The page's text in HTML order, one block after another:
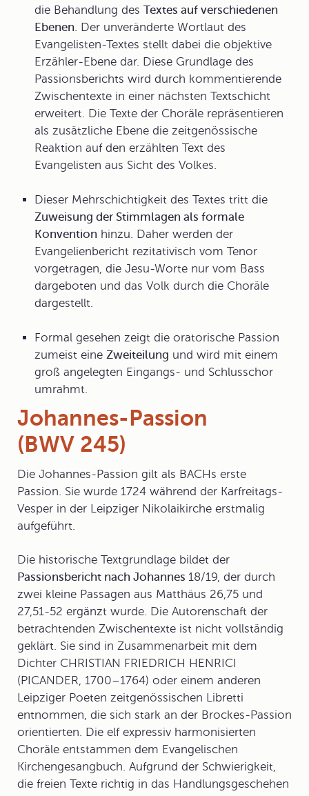
die Behandlung des Textes auf verschiedenen
Ebenen. Der unveränderte Wortlaut des
Evangelisten-Textes stellt dabei die objektive
Erzähler-Ebene dar. Diese Grundlage des
Passionsberichts wird durch kommentierende
Zwischentexte in einer nächsten Textschicht
erweitert. Die Texte der Choräle repräsentieren
als zusätzliche Ebene die zeitgenössische
Reaktion auf den erzählten Text des
Evangelisten aus Sicht des Volkes.
Dieser Mehrschichtigkeit des Textes tritt die
Zuweisung der Stimmlagen als formale
Konvention hinzu. Daher werden der
Evangelienbericht rezitativisch vom Tenor
vorgetragen, die Jesu-Worte nur vom Bass
dargeboten und das Volk durch die Choräle
dargestellt.
Formal gesehen zeigt die oratorische Passion
zumeist eine Zweiteilung und wird mit einem
groß angelegten Eingangs- und Schlusschor
umrahmt.
Johannes-Passion
(BWV 245)
Die Johannes-Passion gilt als BACHs erste
Passion. Sie wurde 1724 während der Karfreitags-
Vesper in der Leipziger Nikolaikirche erstmalig
aufgeführt.
Die historische Textgrundlage bildet der
Passionsbericht nach Johannes 18/19, der durch
zwei kleine Passagen aus Matthäus 26,75 und
27,51-52 ergänzt wurde. Die Autorenschaft der
betrachtenden Zwischentexte ist nicht vollständig
geklärt. Sie sind in Zusammenarbeit mit dem
Dichter CHRISTIAN FRIEDRICH HENRICI
(PICANDER, 1700–1764) oder einem anderen
Leipziger Poeten zeitgenössischen Libretti
entnommen, die sich stark an der Brockes-Passion
orientierten. Die elf expressiv harmonisierten
Choräle entstammen dem Evangelischen
Kirchengesangbuch. Aufgrund der Schwierigkeit,
die freien Texte richtig in das Handlungsgeschehen